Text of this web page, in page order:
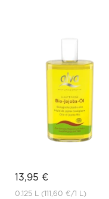
13,95 €
0.125 L (111,60 €/1 L)